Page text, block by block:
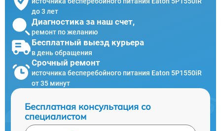
до 3 лет
Диагностика за наш счет,
ремонт по желанию
Бесплатный выезд курьера
в день обращения
Срочный ремонт
источника бесперебойного питания Eaton 5P1550iR
от 35 минут
Бесплатная консультация со
специалистом